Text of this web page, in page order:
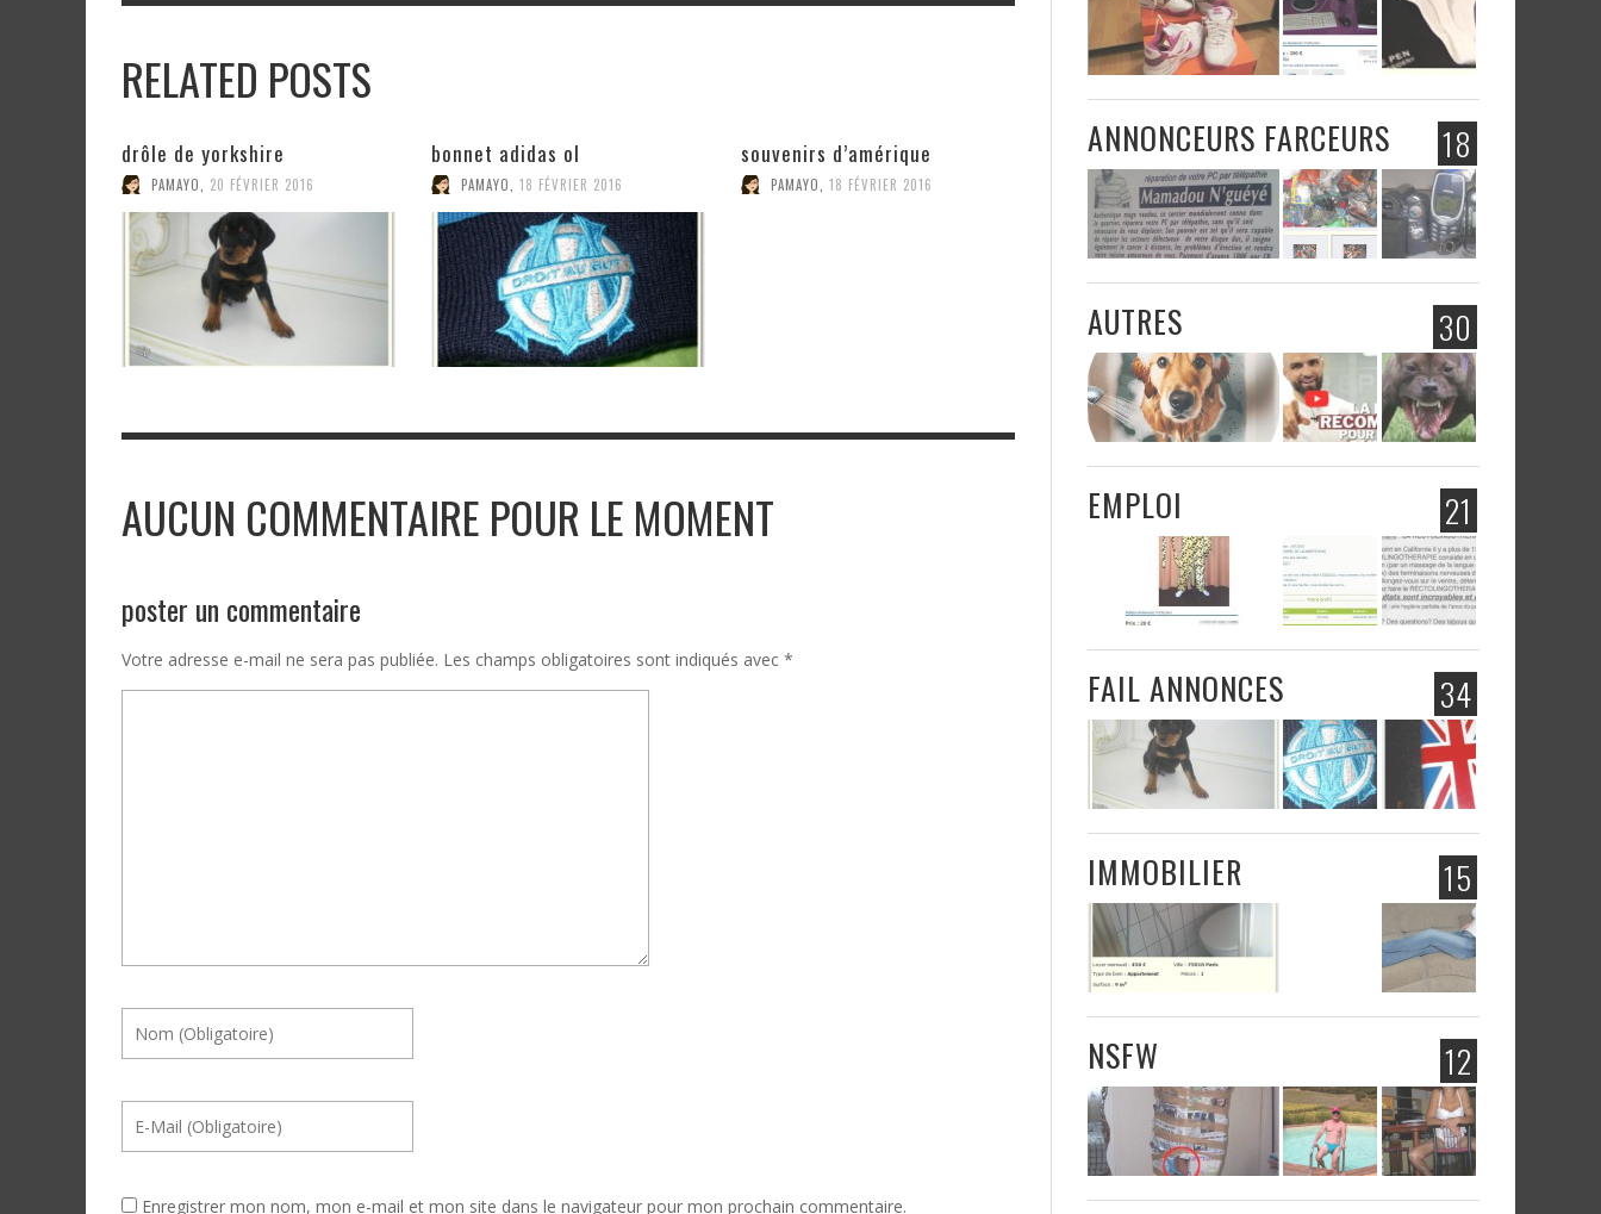
RELATED POSTS
drôle de yorkshire
PAMAYO 20 FÉVRIER 2016
bonnet adidas ol
PAMAYO 18 FÉVRIER 2016
souvenirs d’amérique
PAMAYO 18 FÉVRIER 2016
AUCUN COMMENTAIRE POUR LE MOMENT
poster un commentaire
Votre adresse e-mail ne sera pas publiée. Les champs obligatoires sont indiqués avec *
Enregistrer mon nom, mon e-mail et mon site dans le navigateur pour mon prochain commentaire.
18
ANNONCEURS FARCEURS
30
AUTRES
21
EMPLOI
34
FAIL ANNONCES
15
IMMOBILIER
12
NSFW